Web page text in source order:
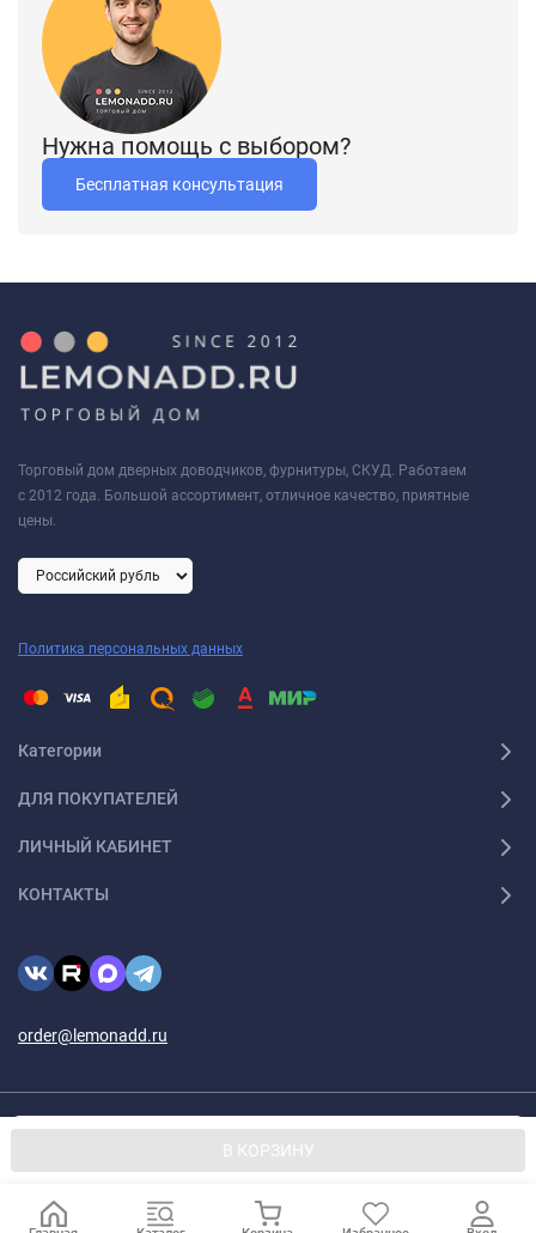
В КОРЗИНУ
Нужна помощь с выбором?
Бесплатная консультация
Торговый дом дверных доводчиков, фурнитуры, СКУД. Работаем
с 2012 года. Большой ассортимент, отличное качество, приятные
цены.
Политика персональных данных
Категории
ДЛЯ ПОКУПАТЕЛЕЙ
ЛИЧНЫЙ КАБИНЕТ
КОНТАКТЫ
order@lemonadd.ru